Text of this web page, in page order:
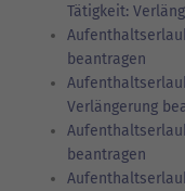
Tätigkeit:
beantragen
Verlängerung
beantragen